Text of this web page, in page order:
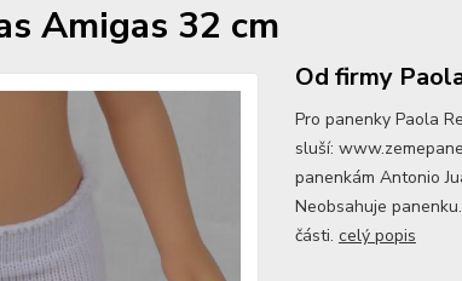
Amigas 32 cm
Od firmy
Pro panenky Paola
sluší:
panenkám Antonio
Neobsahuje
části. celý popis